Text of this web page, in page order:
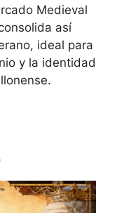
Medieval
así
ideal para
y la identidad